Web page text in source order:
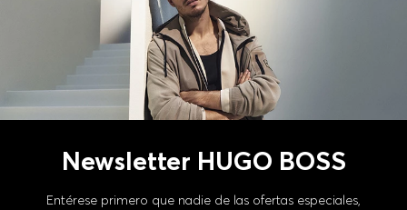
Newsletter HUGO BOSS
Entérese primero que nadie de las ofertas especiales,